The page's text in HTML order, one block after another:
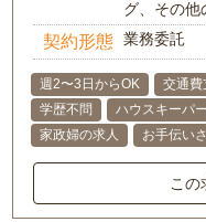
グ、その他
契約形態 業務委託
週2〜3日からOK 交通費
学歴不問
ハウスキーパ
家政婦の求人
お手伝い
この